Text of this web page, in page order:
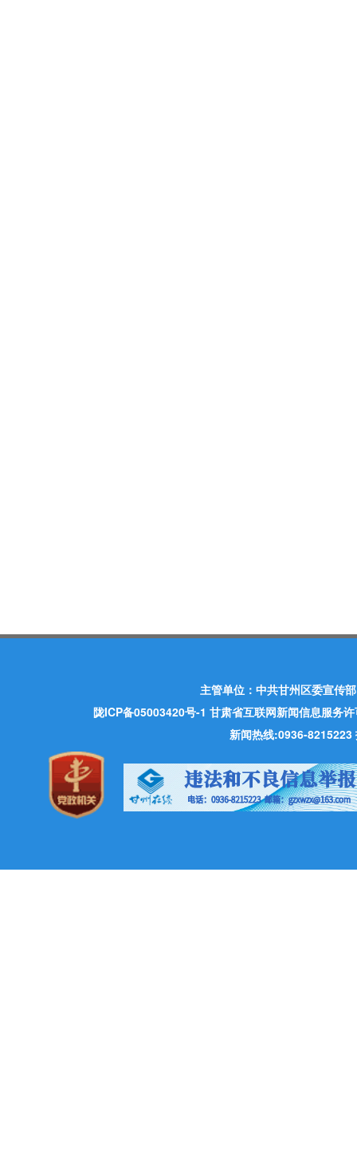
主管单位：中共甘州区委宣传
陇ICP备05003420号-1 甘肃省互联网新闻信息服务
新闻热线:0936-8215223